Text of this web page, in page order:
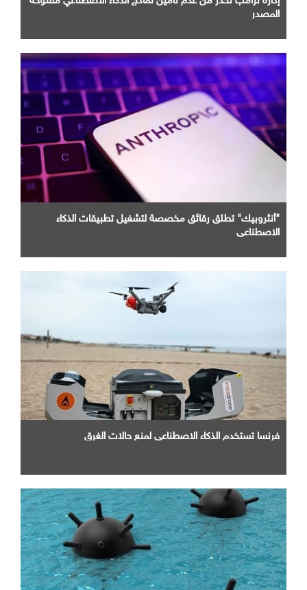
المصدر
"أنثروبيك" تطلق رقائق مخصصة لتشغيل تطبيقات الذكاء
الاصطناعي
فرنسا تستخدم الذكاء الاصطناعي لمنع حالات الغرق